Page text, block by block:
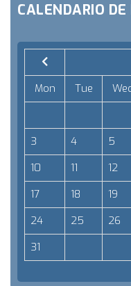
CALENDARIO
Mon
Tue
3
4 5
10
11 12
17
18 19
24
25 26
31